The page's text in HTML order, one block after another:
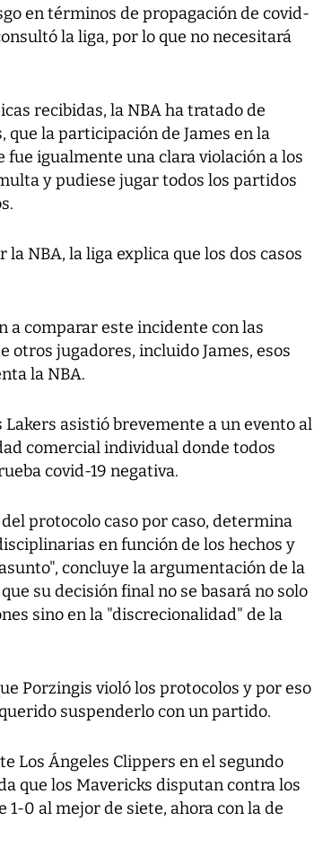
en términos de propagación de covid-
la liga, por lo que no necesitará
recibidas, la NBA ha tratado de
la participación de James en la
fue igualmente una clara violación a los
y pudiese jugar todos los partidos
NBA, la liga explica que los dos casos
a comparar este incidente con las
jugadores, incluido James, esos
la NBA.
asistió brevemente a un evento al
comercial individual donde todos
covid-19 negativa.
protocolo caso por caso, determina
en función de los hechos y
concluye la argumentación de la
su decisión final no se basará no solo
sino en la "discrecionalidad" de la
Porzingis violó los protocolos y por eso
suspenderlo con un partido.
Los Ángeles Clippers en el segundo
que los Mavericks disputan contra los
0 al mejor de siete, ahora con la de